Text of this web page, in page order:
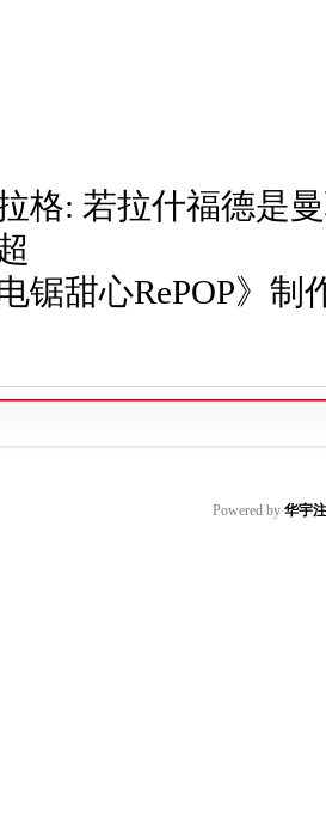
格: 若拉什福德是
电锯甜心RePOP》
Powered by 华宇